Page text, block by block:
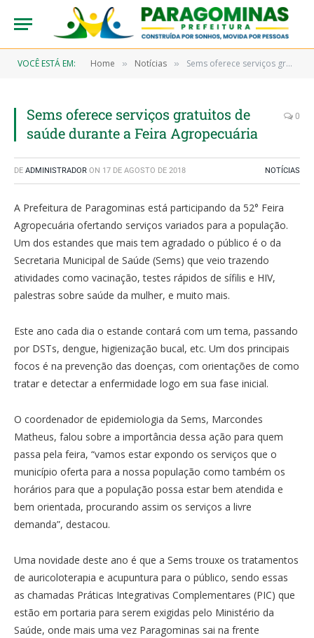
VOCÊ ESTÁ EM: Home » Notícias » Sems oferece serviços gratuitos de saúde durante a Feira Agropecuária
Sems oferece serviços gratuitos de
saúde durante a Feira Agropecuária
0
DE ADMINISTRADOR ON 17 DE AGOSTO DE 2018 NOTÍCIAS
A Prefeitura de Paragominas está participando da 52° Feira
Agropecuária ofertando serviços variados para a população.
Um dos estandes que mais tem agradado o público é o da
Secretaria Municipal de Saúde (Sems) que veio trazendo
atividades como vacinação, testes rápidos de sífilis e HIV,
palestras sobre saúde da mulher, e muito mais.
Este ano cada dia o estande contará com um tema, passando
por DSTs, dengue, higienização bucal, etc. Um dos principais
focos é na prevenção das doenças, com orientações de como
tratar e detectar a enfermidade logo em sua fase inicial.
O coordenador de epidemiologia da Sems, Marcondes
Matheus, falou sobre a importância dessa ação para quem
passa pela feira, “vamos estar expondo os serviços que o
município oferta para a nossa população como também os
horários para que a população possa estar bem atendida e
bem orientada, procurando assim os serviços a livre
demanda”, destacou.
Uma novidade deste ano é que a Sems trouxe os tratamentos
de auricoloterapia e acupuntura para o público, sendo essas
as chamadas Práticas Integrativas Complementares (PIC) que
estão em portaria para serem exigidas pelo Ministério da
Saúde, onde mais uma vez Paragominas sai na frente